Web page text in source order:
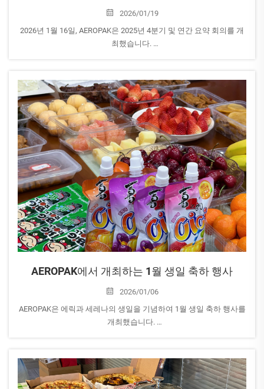
2026/01/19
2026년 1월 16일, AEROPAK은 2025년 4분기 및 연간 요약 회의를 개
최했습니다.
AEROPAK에서 개최하는 1월 생일 축하 행사
2026/01/06
AEROPAK은 에릭과 세레나의 생일을 기념하여 1월 생일 축하 행사를
개최했습니다.